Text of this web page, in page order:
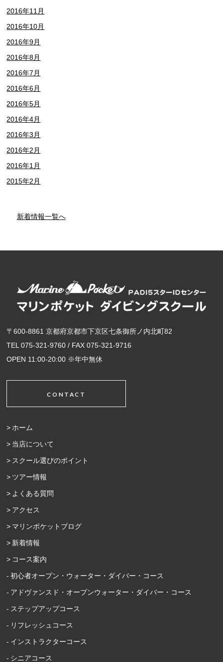
2016年11月
2016年10月
2016年9月
2016年8月
2016年7月
2016年6月
2016年5月
2016年4月
2016年3月
2016年2月
2016年1月
2015年2月
新着情報一覧へ
〒600-8861 京都府京都市下京区七条御所ノ内北町82
TEL 075-321-9760 / FAX 075-321-9716
OPEN 11:00-20:00 ※年中無休
CONTACT
ホーム
当店について
スクール選びのポイント
ツアー情報
よくある質問
アクセス
マリンポケットブログ
新着情報
コース案内
初心者オープン・ウォーター・ダイバー・コース
アドヴァンスド・オープンウォーター・ダイバー・コース
ステップアップコース
リフレッシュコース
インストラクターコース
シニアコース